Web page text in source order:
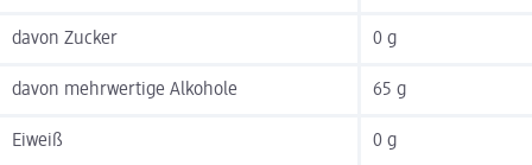
davon Zucker 0 g
davon mehrwertige Alkohole 65 g
Eiweiß 0 g